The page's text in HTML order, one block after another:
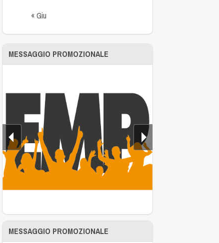
« Giu
MESSAGGIO PROMOZIONALE
MESSAGGIO PROMOZIONALE